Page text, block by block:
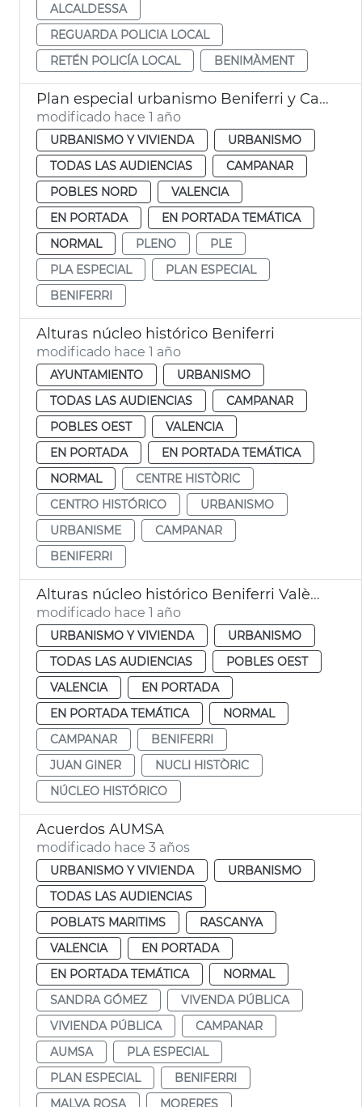
ALCALDESSA
REGUARDA POLICIA LOCAL
RETÉN POLICÍA LOCAL
BENIMÀMENT
Plan especial urbanismo Beniferri y Campanar
modificado hace 1 año
URBANISMO Y VIVIENDA
URBANISMO
TODAS LAS AUDIENCIAS
CAMPANAR
POBLES NORD
VALENCIA
EN PORTADA
EN PORTADA TEMÁTICA
NORMAL
PLENO
PLE
PLA ESPECIAL
PLAN ESPECIAL
BENIFERRI
Alturas núcleo histórico Beniferri
modificado hace 1 año
AYUNTAMIENTO
URBANISMO
TODAS LAS AUDIENCIAS
CAMPANAR
POBLES OEST
VALENCIA
EN PORTADA
EN PORTADA TEMÁTICA
NORMAL
CENTRE HISTÒRIC
CENTRO HISTÓRICO
URBANISMO
URBANISME
CAMPANAR
BENIFERRI
Alturas núcleo histórico Beniferri València
modificado hace 1 año
URBANISMO Y VIVIENDA
URBANISMO
TODAS LAS AUDIENCIAS
POBLES OEST
VALENCIA
EN PORTADA
EN PORTADA TEMÁTICA
NORMAL
CAMPANAR
BENIFERRI
JUAN GINER
NUCLI HISTÒRIC
NÚCLEO HISTÓRICO
Acuerdos AUMSA
modificado hace 3 años
URBANISMO Y VIVIENDA
URBANISMO
TODAS LAS AUDIENCIAS
POBLATS MARITIMS
RASCANYA
VALENCIA
EN PORTADA
EN PORTADA TEMÁTICA
NORMAL
SANDRA GÓMEZ
VIVENDA PÚBLICA
VIVIENDA PÚBLICA
CAMPANAR
AUMSA
PLA ESPECIAL
PLAN ESPECIAL
BENIFERRI
MALVA ROSA
MORERES